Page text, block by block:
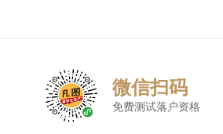
微信扫码
免费测试落户资格